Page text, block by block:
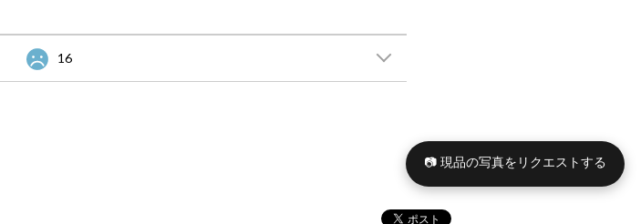
16
📷 現品の写真をリクエストする